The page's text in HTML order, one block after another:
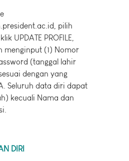
pilih
UPDATE PROFILE,
menginput (1) Nomor
(tanggal lahir
dengan yang
Seluruh data diri dapat
kecuali Nama dan
DIRI